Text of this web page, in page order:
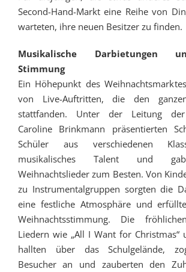
Second-Hand-Markt eine Reihe von
warteten, ihre neuen Besitzer zu finden.
Musikalische Darbietungen
Stimmung
Ein Höhepunkt des
von Live-Auftritten, die den
stattfanden. Unter der Leitung der
Caroline Brinkmann präsentierten
Schüler aus verschiedenen
musikalisches Talent und
Weihnachtslieder zum Besten. Von
zu Instrumentalgruppen sorgten die
eine festliche Atmosphäre und
Weihnachtsstimmung. Die
Liedern wie „All I Want for Christmas“
hallten über das Schulgelände,
Besucher an und zauberten den